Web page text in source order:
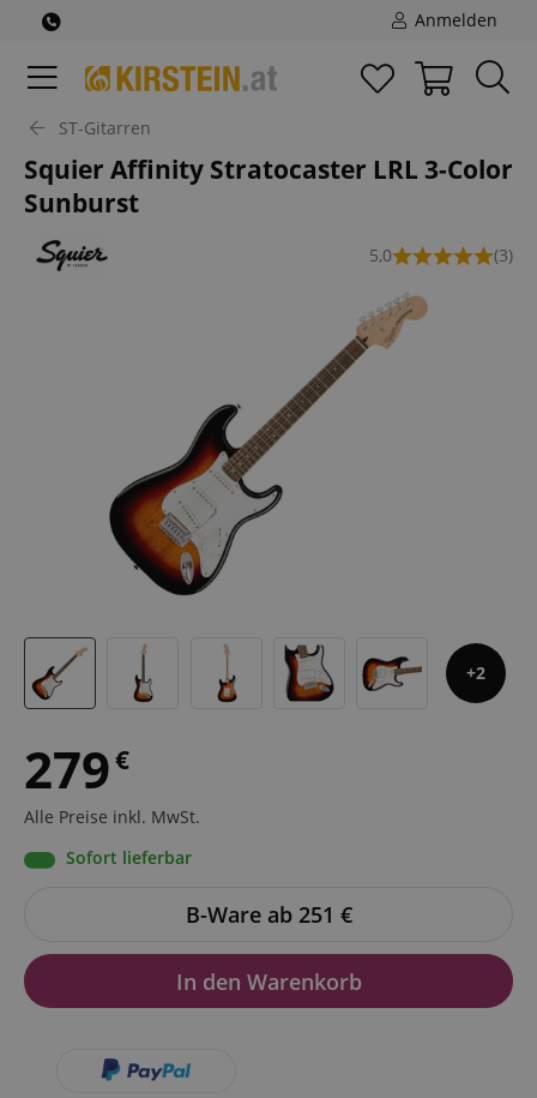
Anmelden
ST-Gitarren
Squier Affinity Stratocaster LRL 3-Color
Sunburst
5,0 (3)
2
279€
Alle Preise inkl. MwSt.
Sofort lieferbar
B-Ware ab 251 €
In den Warenkorb